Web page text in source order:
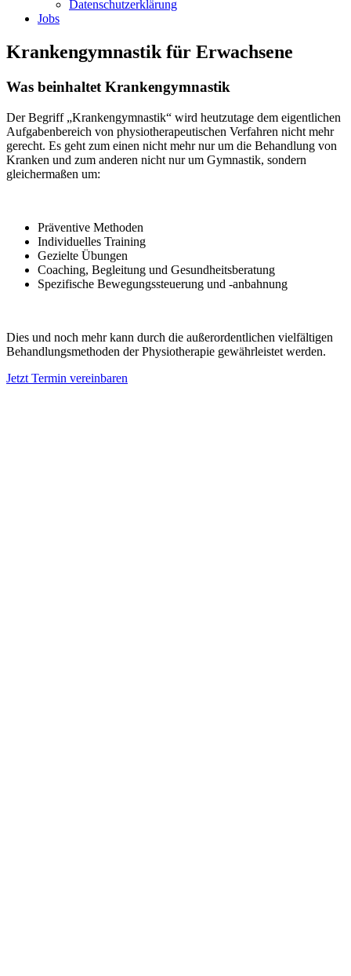
Datenschutzerklärung
Jobs
Krankengymnastik für Erwachsene
Was beinhaltet Krankengymnastik
Der Begriff „Krankengymnastik“ wird heutzutage dem eigentlichen
Aufgabenbereich von physiotherapeutischen Verfahren nicht mehr
gerecht. Es geht zum einen nicht mehr nur um die Behandlung von
Kranken und zum anderen nicht nur um Gymnastik, sondern
gleichermaßen um:
Präventive Methoden
Individuelles Training
Gezielte Übungen
Coaching, Begleitung und Gesundheitsberatung
Spezifische Bewegungssteuerung und -anbahnung
Dies und noch mehr kann durch die außerordentlichen vielfältigen
Behandlungsmethoden der Physiotherapie gewährleistet werden.
Jetzt Termin vereinbaren